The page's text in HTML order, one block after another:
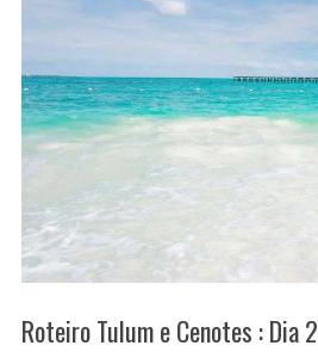
Roteiro Tulum e Cenotes : Dia 2